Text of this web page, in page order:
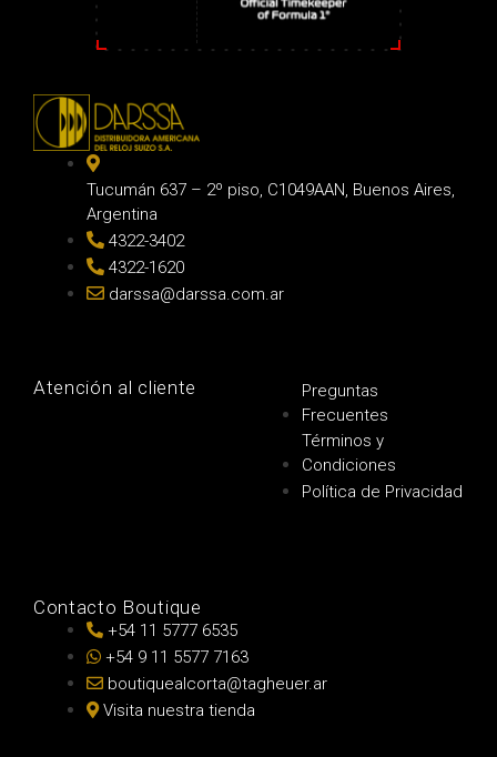
Tucumán 637 – 2º piso, C1049AAN, Buenos Aires,
Argentina
4322-3402
4322-1620
darssa@darssa.com.ar
Atención al cliente
Preguntas
Frecuentes
Términos y
Condiciones
Política de Privacidad
Contacto Boutique
+54 11 5777 6535
+54 9 11 5577 7163
boutiquealcorta@tagheuer.ar
Visita nuestra tienda